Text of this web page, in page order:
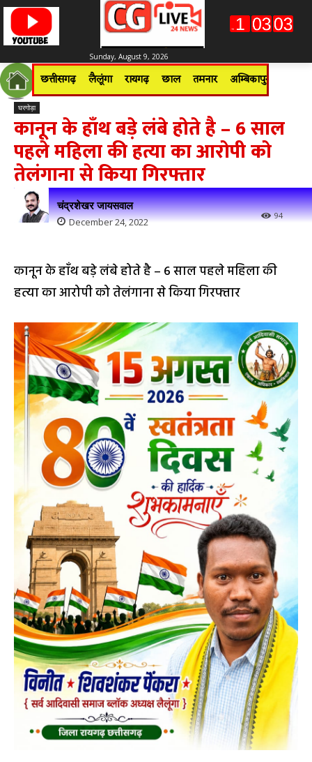
Sunday, August 9, 2026
छत्तीसगढ़ लैलूंगा रायगढ़ छाल तमनार अम्बिकापुर
घरगोड़ा
कानून के हाँथ बड़े लंबे होते है – 6 साल
पहले महिला की हत्या का आरोपी को
तेलंगाना से किया गिरफ्तार
चंद्रशेखर जायसवाल
December 24, 2022 94
कानून के हाँथ बड़े लंबे होते है – 6 साल पहले महिला की
हत्या का आरोपी को तेलंगाना से किया गिरफ्तार